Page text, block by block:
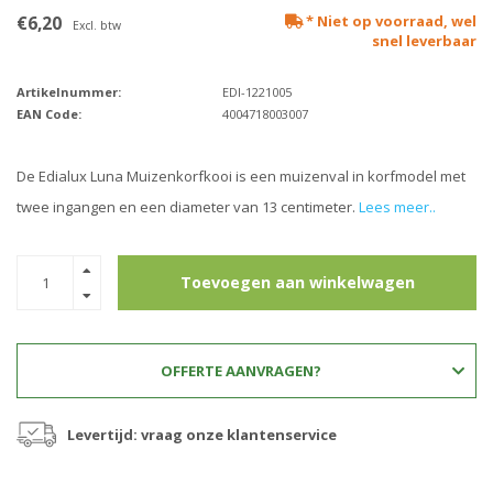
€6,20 Excl. btw
* Niet op voorraad, wel
snel leverbaar
Artikelnummer:
EDI-1221005
EAN Code:
4004718003007
De Edialux Luna Muizenkorfkooi is een muizenval in korfmodel met
twee ingangen en een diameter van 13 centimeter. Lees meer..
Toevoegen aan winkelwagen
OFFERTE AANVRAGEN?
Levertijd: vraag onze klantenservice